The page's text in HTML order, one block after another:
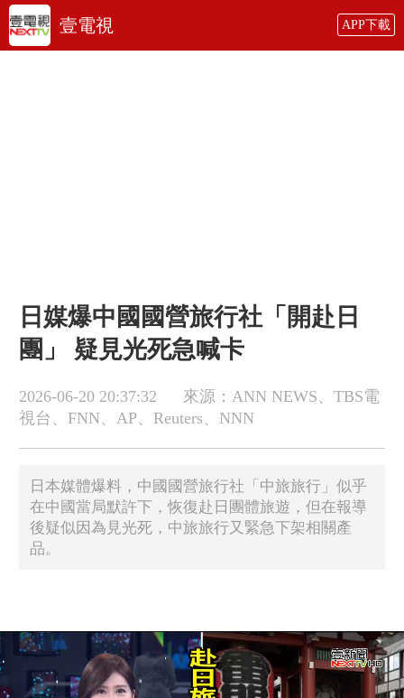
壹電視 APP下載
日媒爆中國國營旅行社「開赴日
團」 疑見光死急喊卡
2026-06-20 20:37:32
來源：ANN NEWS、TBS電
視台、FNN、AP、Reuters、NNN
日本媒體爆料，中國國營旅行社「中旅旅行」似乎
在中國當局默許下，恢復赴日團體旅遊，但在報導
後疑似因為見光死，中旅旅行又緊急下架相關產
品。